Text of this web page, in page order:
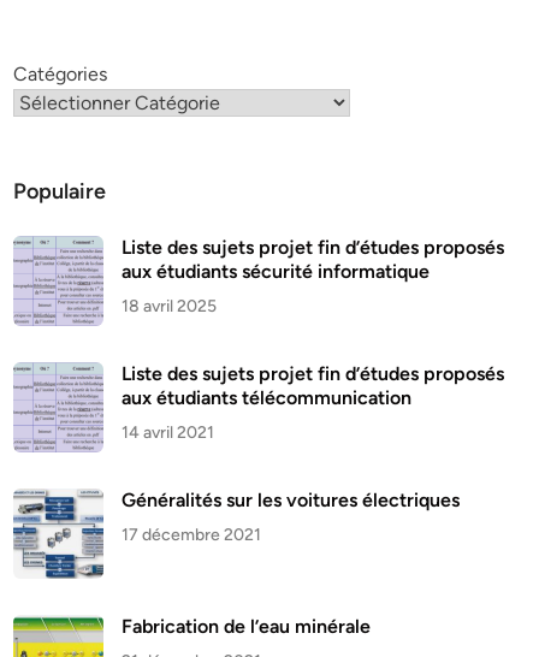
Catégories
Populaire
Liste des sujets projet fin d’études proposés
aux étudiants sécurité informatique
18 avril 2025
Liste des sujets projet fin d’études proposés
aux étudiants télécommunication
14 avril 2021
Généralités sur les voitures électriques
17 décembre 2021
Fabrication de l’eau minérale